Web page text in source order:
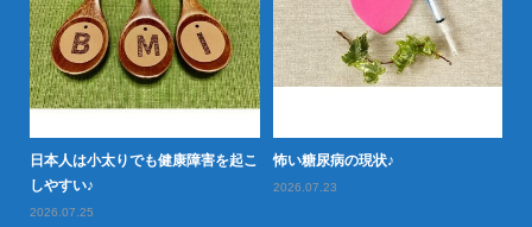
日本人は小太りでも健康障害を起こ
しやすい♪
2026.07.25
怖い糖尿病の現状♪
2026.07.23